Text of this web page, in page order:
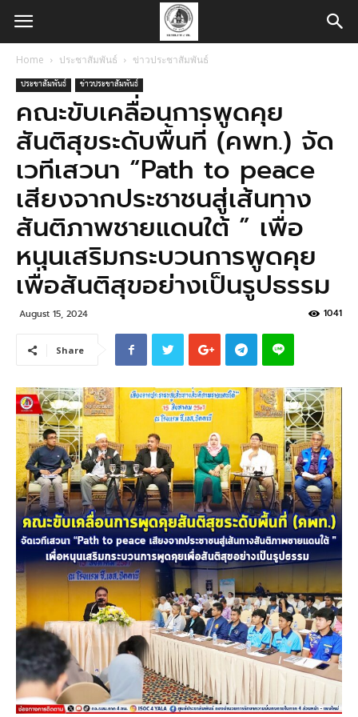
Home ประชาสัมพันธ์ ข่าวประชาสัมพันธ์
ประชาสัมพันธ์ ข่าวประชาสัมพันธ์
คณะขับเคลื่อนการพูดคุย
สันติสุขระดับพื้นที่ (คพท.) จัด
เวทีเสวนา “Path to peace
เสียงจากประชาชนสู่เส้นทาง
สันติภาพชายแดนใต้ ” เพื่อ
หนุนเสริมกระบวนการพูดคุย
เพื่อสันติสุขอย่างเป็นรูปธรรม
August 15, 2024 1041
Share